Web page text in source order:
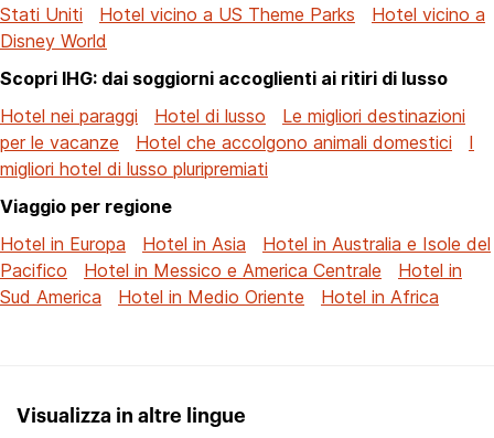
Stati Uniti
Hotel vicino a US Theme Parks
Hotel vicino a
Disney World
Scopri IHG: dai soggiorni accoglienti ai ritiri di lusso
Hotel nei paraggi
Hotel di lusso
Le migliori destinazioni
per le vacanze
Hotel che accolgono animali domestici
I
migliori hotel di lusso pluripremiati
Viaggio per regione
Hotel in Europa
Hotel in Asia
Hotel in Australia e Isole del
Pacifico
Hotel in Messico e America Centrale
Hotel in
Sud America
Hotel in Medio Oriente Hotel in Africa
Visualizza in altre lingue